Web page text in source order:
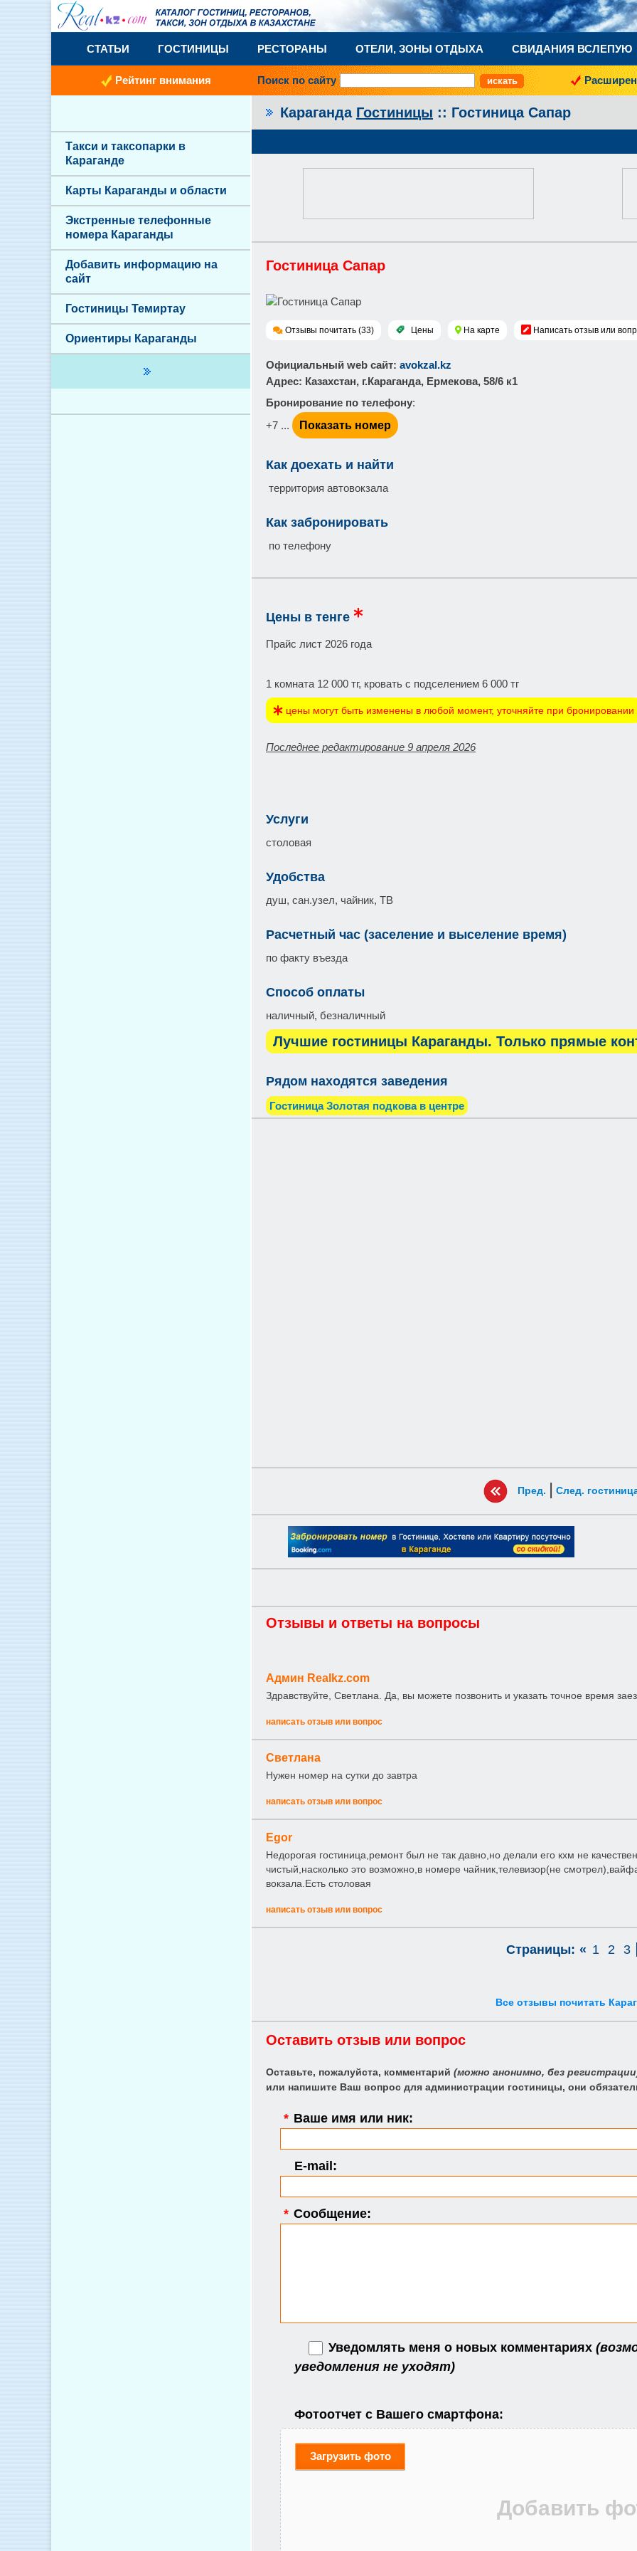
СТАТЬИ ГОСТИНИЦЫ РЕСТОРАНЫ ОТЕЛИ, ЗОНЫ ОТДЫХА СВИДАНИЯ ВСЛЕПУЮ
Рейтинг внимания Поиск по сайту
Караганда Гостиницы :: Гостиница Сапар
Гостиница Сапар
Отзывы почитать (33) Цены На карте Написать отзыв или
Официальный web сайт: avokzal.kz
Адрес: Казахстан, г.Караганда, Ермекова, 58/6 к1
Бронирование по телефону:
+7 ...
Показать номер
Как доехать и найти
территория автовокзала
Как забронировать
по телефону
Цены в тенге
Прайс лист 2026 года
1 комната 12 000 тг, кровать с подселением 6 000 тг
цены могут быть изменены в любой момент, уточняйте при бронировании
Последнее редактирование 9 апреля 2026
Услуги
столовая
Удобства
душ, сан.узел, чайник, ТВ
Расчетный час (заселение и выселение время)
по факту въезда
Способ оплаты
наличный, безналичный
Лучшие гостиницы Караганды. Только прямые
Рядом находятся заведения
Гостиница Золотая подкова в центре
Пред. | След.
Отзывы и ответы на вопросы
Админ Realkz.com
Здравствуйте, Светлана. Да, вы можете позвонить и указать точное время
написать отзыв или вопрос
Светлана
Нужен номер на сутки до завтра
написать отзыв или вопрос
Egor
Недорогая гостиница,ремонт был не так давно,но делали его кхм не
чистый,насколько это возможно,в номере чайник,телевизор(не
вокзала.Есть столовая
написать отзыв или вопрос
Страницы: « 1 2 3
Все отзывы почитать
Оставить отзыв или вопрос
Оставьте, пожалуйста, комментарий (можно анонимно, без
или напишите Ваш вопрос для администрации гостиницы, они
* Ваше имя или ник:
E-mail:
* Сообщение:
Уведомлять меня о новых комментариях
уведомления не уходят)
Фотоотчет с Вашего смартфона:
Загрузить фото
Такси и таксопарки в
Караганде
Карты Караганды и области
Экстренные телефонные
номера Караганды
Добавить информацию на
сайт
Гостиницы Темиртау
Ориентиры Караганды